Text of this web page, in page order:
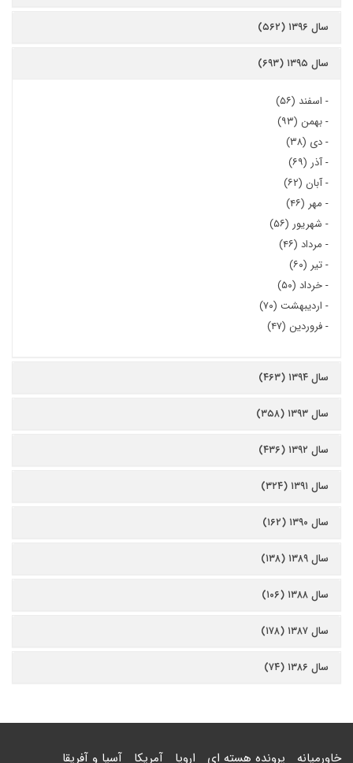
سال ۱۳۹۶ (۵۶۲)
سال ۱۳۹۵ (۶۹۳)
- اسفند (۵۶)
-بهمن (۹۳)
-دی (۳۸)
-آذر (۶۹)
-آبان (۶۲)
- مهر (۴۶)
- شهریور (۵۶)
- مرداد (۴۶)
-تیر (۶۰)
-خرداد (۵۰)
- اردیبهشت (۷۰)
-فروردین (۴۷)
سال ۱۳۹۴ (۴۶۳)
سال ۱۳۹۳ (۳۵۸)
سال ۱۳۹۲ (۴۳۶)
سال ۱۳۹۱ (۳۲۴)
سال ۱۳۹۰ (۱۶۲)
سال ۱۳۸۹ (۱۳۸)
سال ۱۳۸۸ (۱۰۶)
سال ۱۳۸۷ (۱۷۸)
سال ۱۳۸۶ (۷۴)
خاورمیانه پرونده هسته ای اروپا آمریکا آسیا و آفریقا